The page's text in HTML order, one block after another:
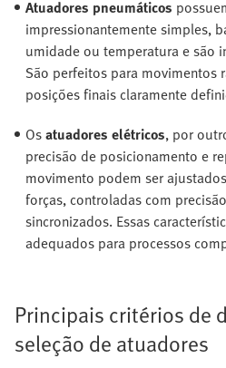
Atuadores pneumáticos
impressionantemente simples,
umidade ou temperatura e são
São perfeitos para movimentos
posições finais claramente
Osatuadores elétricos, por
precisão de posicionamento e
movimento podem ser
forças, controladas com
sincronizados. Essas
adequados para processos
Principais critérios de
seleção de atuadores